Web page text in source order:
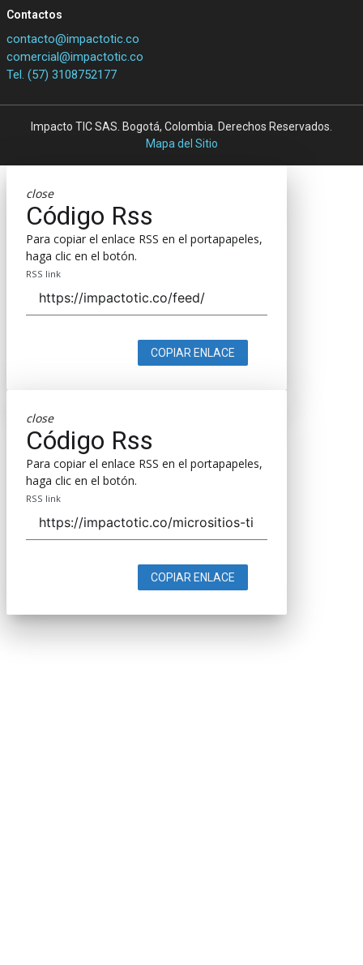
Contactos
contacto@impactotic.co
comercial@impactotic.co
Tel. (57) 3108752177
Impacto TIC SAS. Bogotá, Colombia. Derechos Reservados.
Mapa del Sitio
close
Código Rss
Para copiar el enlace RSS en el portapapeles,
haga clic en el botón.
RSS link
COPIAR ENLACE
close
Código Rss
Para copiar el enlace RSS en el portapapeles,
haga clic en el botón.
RSS link
COPIAR ENLACE